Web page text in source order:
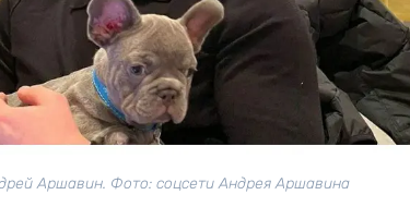
Аршавин. Фото: соцсети Андрея Аршавина